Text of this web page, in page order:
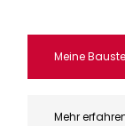
Meine
Mehr